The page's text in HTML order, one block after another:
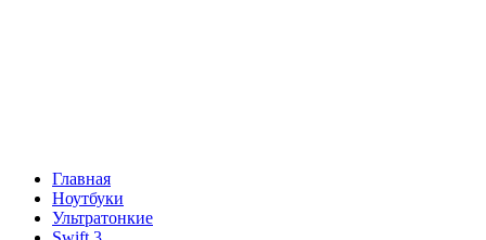
Главная
Ноутбуки
Ультратонкие